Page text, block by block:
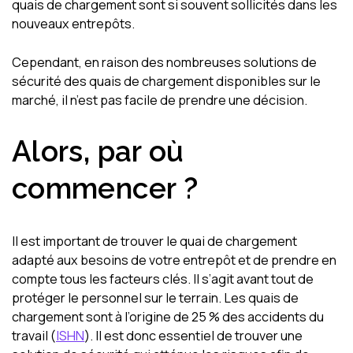
quais de chargement sont si souvent sollicités dans les
nouveaux entrepôts.
Cependant, en raison des nombreuses solutions de
sécurité des quais de chargement disponibles sur le
marché, il n’est pas facile de prendre une décision.
Alors, par où
commencer ?
Il est important de trouver le quai de chargement
adapté aux besoins de votre entrepôt et de prendre en
compte tous les facteurs clés. Il s’agit avant tout de
protéger le personnel sur le terrain. Les quais de
chargement sont à l’origine de 25 % des accidents du
travail (ISHN). Il est donc essentiel de trouver une